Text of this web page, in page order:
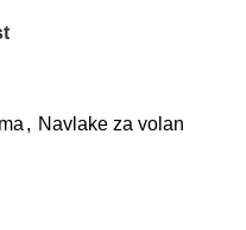
, Navlake za volan